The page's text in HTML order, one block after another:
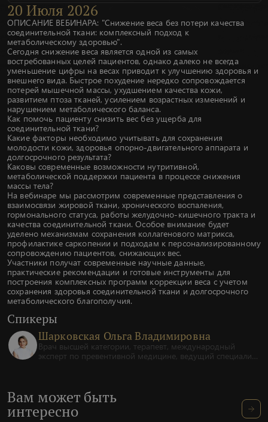
20 Июля 2026
ОПИСАНИЕ ВЕБИНАРА: "Снижение веса без потери качества
соединительной ткани: комплексный подход к
метаболическому здоровью".
Сегодня снижение веса является одной из самых
востребованных целей пациентов, однако далеко не всегда
уменьшение цифры на весах приводит к улучшению здоровья и
внешнего вида. Быстрое похудение нередко сопровождается
потерей мышечной массы, ухудшением качества кожи,
развитием птоза тканей, усилением возрастных изменений и
нарушением метаболического баланса.
Как помочь пациенту снизить вес без ущерба для
соединительной ткани?
Какие факторы необходимо учитывать для сохранения
молодости кожи, здоровья опорно-двигательного аппарата и
долгосрочного результата?
Каковы современные возможности нутритивной,
метаболической поддержки пациента в процессе снижения
массы тела?
На вебинаре мы рассмотрим современные представления о
взаимосвязи жировой ткани, хронического воспаления,
гормонального статуса, работы желудочно-кишечного тракта и
качества соединительной ткани. Особое внимание будет
уделено механизмам сохранения коллагенового матрикса,
профилактике саркопении и подходам к персонализированному
сопровождению пациентов, снижающих вес.
Участники получат современные научные данные,
практические рекомендации и готовые инструменты для
построения комплексных программ коррекции веса с учетом
сохранения здоровья соединительной ткани и долгосрочного
метаболического благополучия.
Спикеры
Шарковская Ольга Владимировна
Врач высшей категории, терапевт, международный
эксперт по превентивной медицине, ведущий специалист
Вам может быть
интересно